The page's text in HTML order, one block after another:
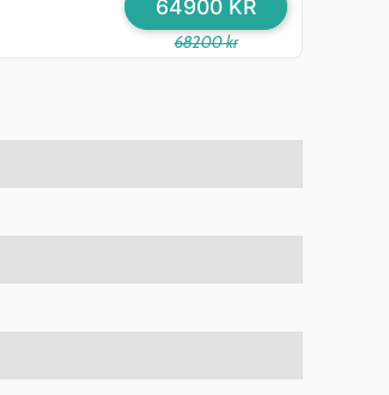
68200 kr
64900 KR